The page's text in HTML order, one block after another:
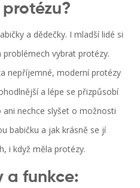
a dědečky. I mladší lidé si
vybrat protézy.
nepříjemné, moderní protézy
a lépe se přizpůsobí
nechce slyšet o možnosti
babičku a jak krásně se jí
i když měla protézy.
a funkce: